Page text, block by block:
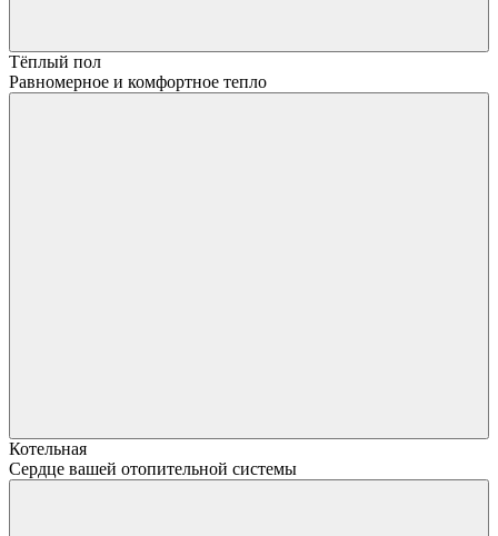
Тёплый пол
Равномерное и комфортное тепло
Котельная
Сердце вашей отопительной системы